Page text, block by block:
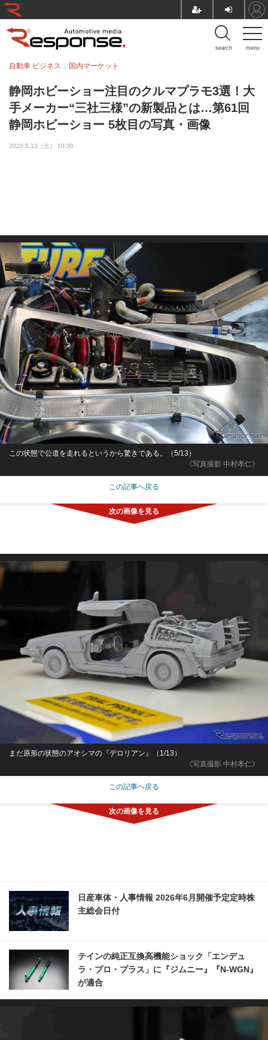
menu
search
静岡ホビーショー注目のクルマプラモ3選！大
手メーカー“三社三様”の新製品とは…第61回
静岡ホビーショー 5枚目の写真・画像
自動車 ビジネス 国内マーケット
2023.5.13（土） 10:30
《写真撮影 中村孝仁》
この状態で公道を走れるというから驚きである。（5/13）
この記事へ戻る
《写真撮影 中村孝仁》
まだ原形の状態のアオシマの『デロリアン』（1/13）
この記事へ戻る
日産車体・人事情報 2026年6月開催予定定時株
主総会日付
テインの純正互換高機能ショック「エンデュ
ラ・プロ・プラス」に『ジムニー』『N-WGN』
が適合